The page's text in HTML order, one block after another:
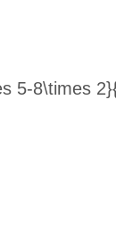
5-8\times